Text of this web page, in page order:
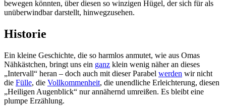
bewegen könnten, über diesen so winzigen Hügel, der sich für als
unüberwindbar darstellt, hinwegzusehen.
Historie
Ein kleine Geschichte, die so harmlos anmutet, wie aus Omas
Nähkästchen, bringt uns ein ganz klein wenig näher an dieses
„Intervall“ heran – doch auch mit dieser Parabel werden wir nicht
die Fülle, die Vollkommenheit, die unendliche Erleichterung, diesen
„Heiligen Augenblick“ nur annähernd umreißen. Es bleibt eine
plumpe Erzählung.